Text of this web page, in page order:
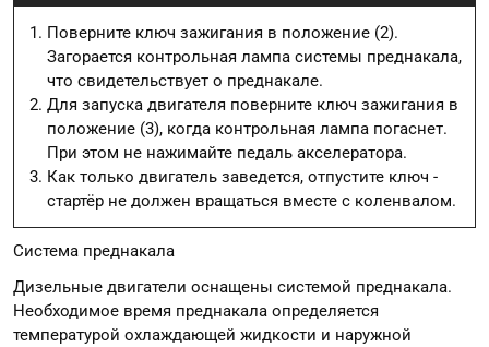
Поверните ключ зажигания в положение (2).
Загорается контрольная лампа системы преднакала,
что свидетельствует о преднакале.
Для запуска двигателя поверните ключ зажигания в
положение (3), когда контрольная лампа погаснет.
При этом не нажимайте педаль акселератора.
Как только двигатель заведется, отпустите ключ -
стартёр не должен вращаться вместе с коленвалом.
Система преднакала
Дизельные двигатели оснащены системой преднакала.
Необходимое время преднакала определяется
температурой охлаждающей жидкости и наружной